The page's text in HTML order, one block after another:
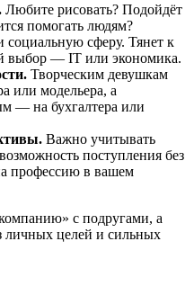
Любите рисовать? Подойдёт
помогать людям?
сферу. Тянет к
выбор — IT или экономика.
Творческим девушкам
или модельера, а
— на бухгалтера или
Важно учитывать
поступления без
профессию в вашем
с подругами, а
личных целей и сильных